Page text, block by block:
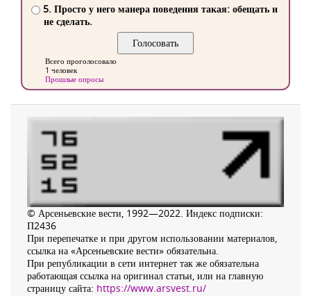
5. Просто у него манера поведения такая: обещать и
не сделать.
Всего проголосовало
1 человек
Прошлые опросы
© Арсеньевские вести, 1992—2022. Индекс подписки:
П2436
При перепечатке и при другом использовании материалов,
ссылка на «Арсеньевские вести» обязательна.
При републикации в сети интернет так же обязательна
работающая ссылка на оригинал статьи, или на главную
страницу сайта: https://www.arsvest.ru/